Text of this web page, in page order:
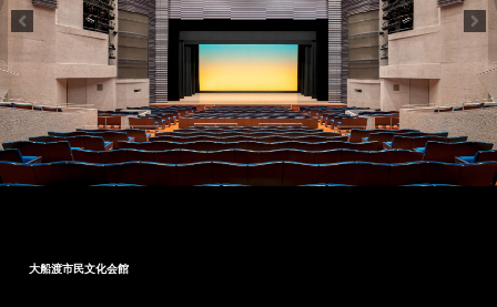
大船渡市民文化会館